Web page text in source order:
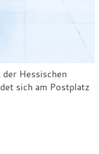
Hessischen
sich am Postplatz